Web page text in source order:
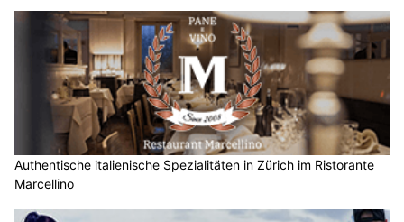
Authentische italienische Spezialitäten in Zürich im Ristorante
Marcellino